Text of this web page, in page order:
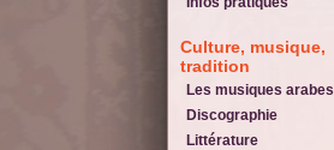
Culture, musique,
tradition
Les musiques arabes
Discographie
Littérature